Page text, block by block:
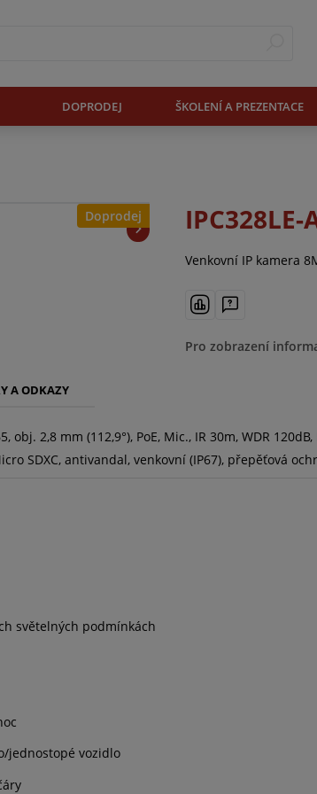
DOPRODEJ ŠKOLENÍ A PREZENTACE
IPC328LE-
Venkovní IP kamera
Pro zobrazení
Doprodej
A ODKAZY
obj. 2,8 mm (112,9°), PoE, Mic., IR 30m, WDR
SDXC, antivandal, venkovní (IP67), přepěťová
světelných podmínkách
jednostopé vozidlo